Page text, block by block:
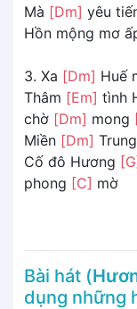
Mà [Dm] yêu
Hồn mộng mơ
3. Xa [Dm] Huế
Thâm [Em] tình
chờ [Dm] mong
Miền [Dm]
Cố đô Hương
phong [C] mờ
Bài hát (
dụng những